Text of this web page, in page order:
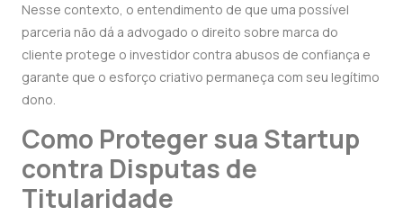
Nesse contexto, o entendimento de que uma possível
parceria não dá a advogado o direito sobre marca do
cliente protege o investidor contra abusos de confiança e
garante que o esforço criativo permaneça com seu legítimo
dono.
Como Proteger sua Startup
contra Disputas de
Titularidade